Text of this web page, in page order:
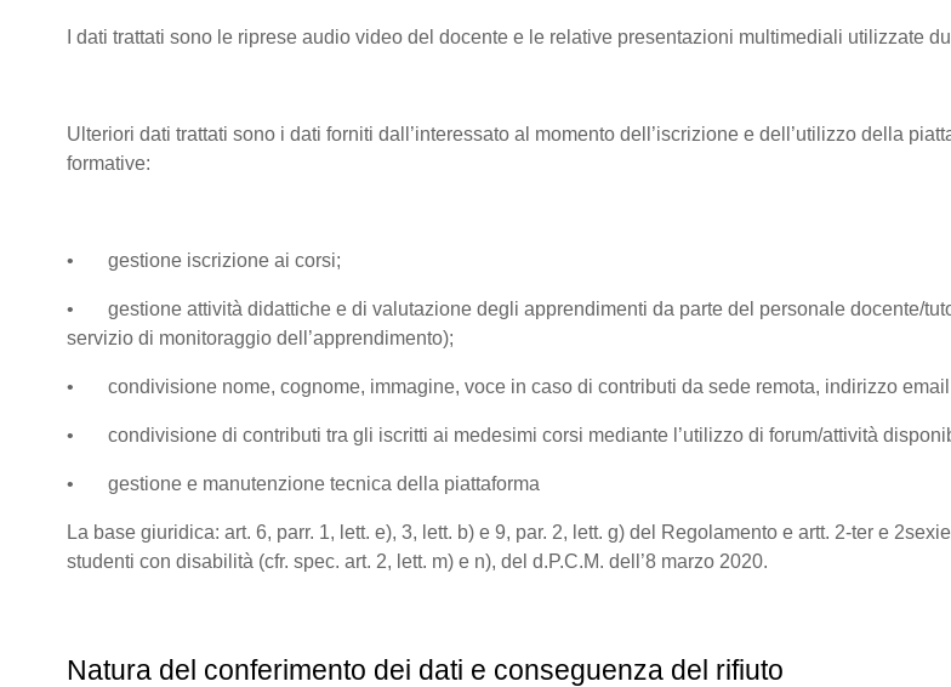
I dati trattati sono le riprese audio video del docente e le relative presentazioni multimediali utilizzate
Ulteriori dati trattati sono i dati forniti dall’interessato al momento dell’iscrizione e dell’utilizzo della
formative:
• gestione iscrizione ai corsi;
• gestione attività didattiche e di valutazione degli apprendimenti da parte del personale docente/
servizio di monitoraggio dell’apprendimento);
• condivisione nome, cognome, immagine, voce in caso di contributi da sede remota, indirizzo
• condivisione di contributi tra gli iscritti ai medesimi corsi mediante l’utilizzo di forum/attività
• gestione e manutenzione tecnica della piattaforma
La base giuridica: art. 6, parr. 1, lett. e), 3, lett. b) e 9, par. 2, lett. g) del Regolamento e artt. 2-ter e
studenti con disabilità (cfr. spec. art. 2, lett. m) e n), del d.P.C.M. dell’8 marzo 2020.
Natura del conferimento dei dati e conseguenza del rifiuto